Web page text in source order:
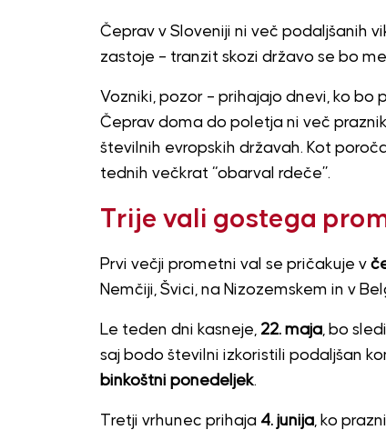
Čeprav v Sloveniji ni več podaljšanih
zastoje – tranzit skozi državo se bo
Vozniki, pozor – prihajajo dnevi, ko bo
Čeprav doma do poletja ni več
številnih evropskih državah. Kot
tednih večkrat “obarval rdeče”.
Trije vali gostega
Prvi večji prometni val se pričakuje v
Nemčiji, Švici, na Nizozemskem in v
Le teden dni kasneje,22. maja, bo
saj bodo številni izkoristili podaljšan
binkoštni ponedeljek.
Tretji vrhunec prihaja 4. junija, ko